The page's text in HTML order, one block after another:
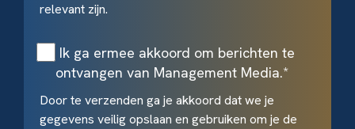
relevant zijn.
Ik ga ermee akkoord om berichten te
ontvangen van Management Media.*
Door te verzenden ga je akkoord dat we je
gegevens veilig opslaan en gebruiken om je de